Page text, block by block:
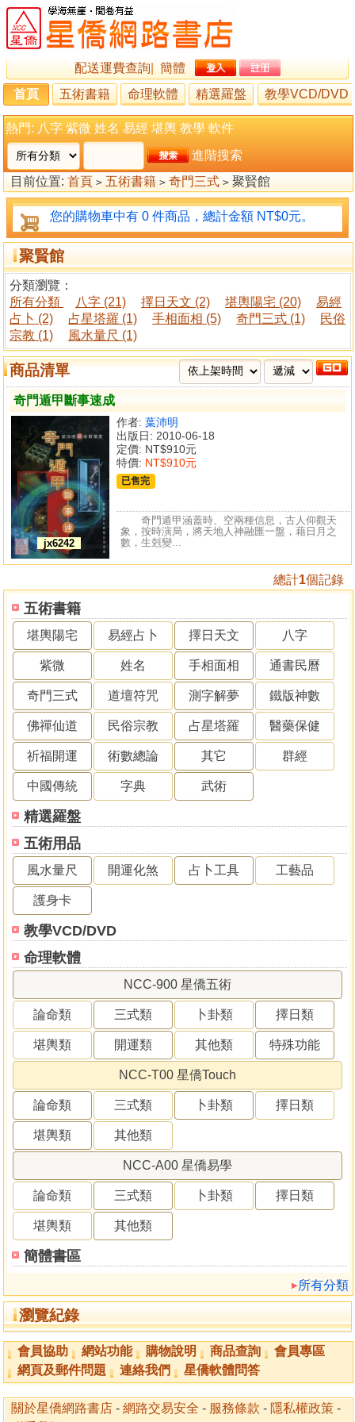
配送運費查詢
簡體
首頁
五術書籍 命理軟體 精選羅盤 教學VCD/DVD
熱門: 八字 紫微 姓名 易經 堪輿 教學 軟件
進階搜索
目前位置: 首頁 > 五術書籍 > 奇門三式 > 聚賢館
您的購物車中有 0 件商品，總計金額 NT$0元。
五術書籍
堪輿陽宅 易經占卜 擇日天文 八字
紫微 姓名 手相面相 通書民曆
奇門三式 道壇符咒 測字解夢 鐵版神數
佛禪仙道 民俗宗教 占星塔羅 醫藥保健
祈福開運 術數總論 其它 群經
中國傳統 字典 武術
精選羅盤
五術用品
風水量尺 開運化煞 占卜工具 工藝品
護身卡
教學VCD/DVD
命理軟體
NCC-900 星僑五術
論命類 三式類 卜卦類 擇日類
堪輿類 開運類 其他類 特殊功能
NCC-T00 星僑Touch
論命類 三式類 卜卦類 擇日類
堪輿類 其他類
NCC-A00 星僑易學
論命類 三式類 卜卦類 擇日類
堪輿類 其他類
簡體書區
所有分類
瀏覽紀錄
聚賢館
分類瀏覽：
所有分類
八字 (21) 擇日天文 (2) 堪輿陽宅 (20)
易經
占卜 (2)
占星塔羅 (1) 手相面相 (5) 奇門三式 (1)
民俗
宗教 (1)
風水量尺 (1)
商品清單
奇門遁甲斷事速成
jx6242
作者: 葉沛明
出版日: 2010-06-18
定價: NT$910元
特價: NT$910元
已售完
奇門遁甲涵蓋時、空兩種信息，古人仰觀天
象，按時演局，將天地人神融匯一盤，藉日月之
數，生剋變...
總計1個記錄
會員協助 網站功能 購物說明 商品查詢
會員專區
網頁及郵件問題
連絡我們 星僑軟體問答
關於星僑網路書店 - 網路交易安全 - 服務條款 - 隱私權政策 -